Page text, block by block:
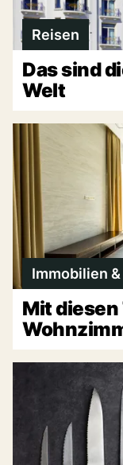
Reisen
Das sind
Welt
Immobilien
Mit